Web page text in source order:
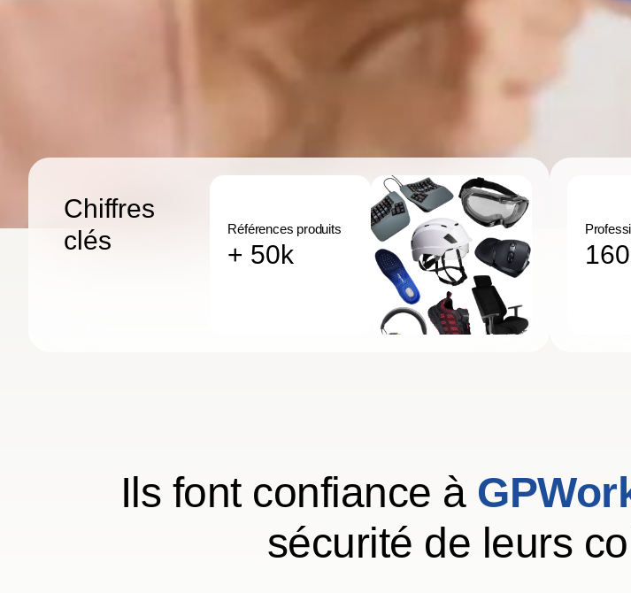
Chiffres
clés
Références produits
+ 50k
Ils font confiance à
sécurité de leurs